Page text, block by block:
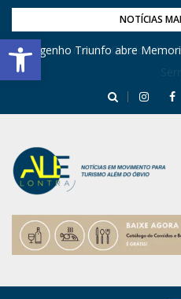
Barra de Ferramentas Aberta
NOTÍCIAS
Engenho Triunfo abre